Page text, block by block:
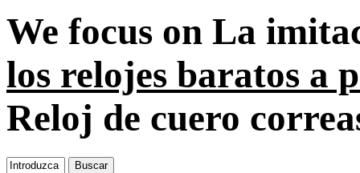
We focus on La
los relojes baratos a
Reloj de cuero